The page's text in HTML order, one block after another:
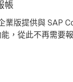
帳
業版提供與 SAP
，從此不再需要